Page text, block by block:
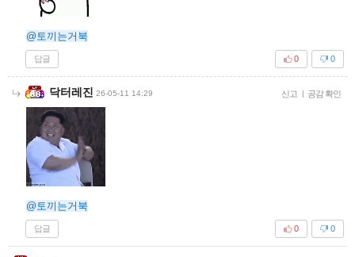
@토끼는거북
답글 0
0
닥터레진 26-05-11 14:29 신고 | 공감 확인
@토끼는거북
답글 0
0